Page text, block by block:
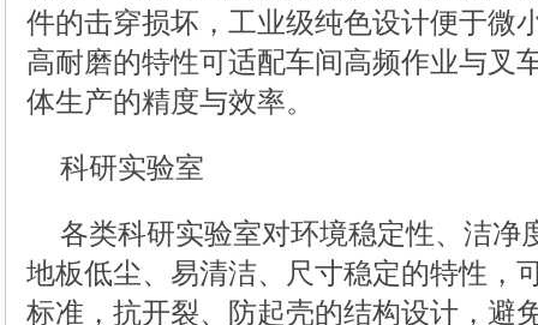
件的击穿损坏，工业级纯色设计便于微
高耐磨的特性可适配车间高频作业与叉
体生产的精度与效率。
科研实验室
各类科研实验室对环境稳定性、洁净
地板低尘、易清洁、尺寸稳定的特性，
标准，抗开裂、防起壳的结构设计，避